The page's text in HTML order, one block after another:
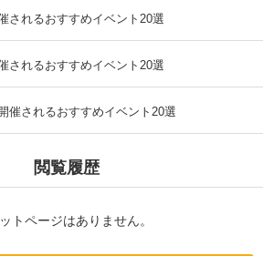
されるおすすめイベント20選
されるおすすめイベント20選
催されるおすすめイベント20選
閲覧履歴
トページはありません。